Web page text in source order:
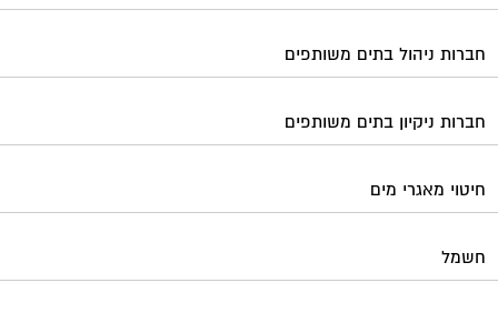
חברות ניהול בתים משותפים
חברות ניקיון בתים משותפים
חיטוי מאגרי מים
חשמל